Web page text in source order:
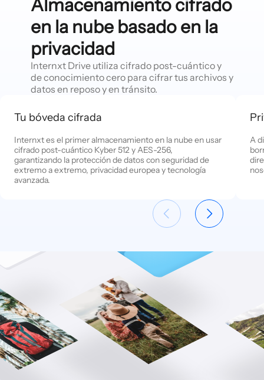
Almacenamiento cifrado
en la nube basado en la
privacidad
Internxt Drive utiliza cifrado post-cuántico y
de conocimiento cero para cifrar tus archivos y
datos en reposo y en tránsito.
Tu bóveda cifrada
Internxt es el primer almacenamiento en la nube en usar
cifrado post-cuántico Kyber 512 y AES-256,
garantizando la protección de datos con seguridad de
extremo a extremo, privacidad europea y tecnología
avanzada.
A